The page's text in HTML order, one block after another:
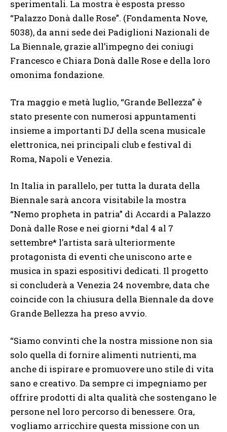
sperimentali. La mostra è esposta presso
“Palazzo Donà dalle Rose”. (Fondamenta Nove,
5038), da anni sede dei Padiglioni Nazionali de
La Biennale, grazie all’impegno dei coniugi
Francesco e Chiara Donà dalle Rose e della loro
omonima fondazione.
Tra maggio e metà luglio, “Grande Bellezza” è
stato presente con numerosi appuntamenti
insieme a importanti DJ della scena musicale
elettronica, nei principali club e festival di
Roma, Napoli e Venezia.
In Italia in parallelo, per tutta la durata della
Biennale sarà ancora visitabile la mostra
“Nemo propheta in patria” di Accardi a Palazzo
Donà dalle Rose e nei giorni *dal 4 al 7
settembre* l’artista sarà ulteriormente
protagonista di eventi che uniscono arte e
musica in spazi espositivi dedicati. Il progetto
si concluderà a Venezia 24 novembre, data che
coincide con la chiusura della Biennale da dove
Grande Bellezza ha preso avvio.
“Siamo convinti che la nostra missione non sia
solo quella di fornire alimenti nutrienti, ma
anche di ispirare e promuovere uno stile di vita
sano e creativo. Da sempre ci impegniamo per
offrire prodotti di alta qualità che sostengano le
persone nel loro percorso di benessere. Ora,
vogliamo arricchire questa missione con un